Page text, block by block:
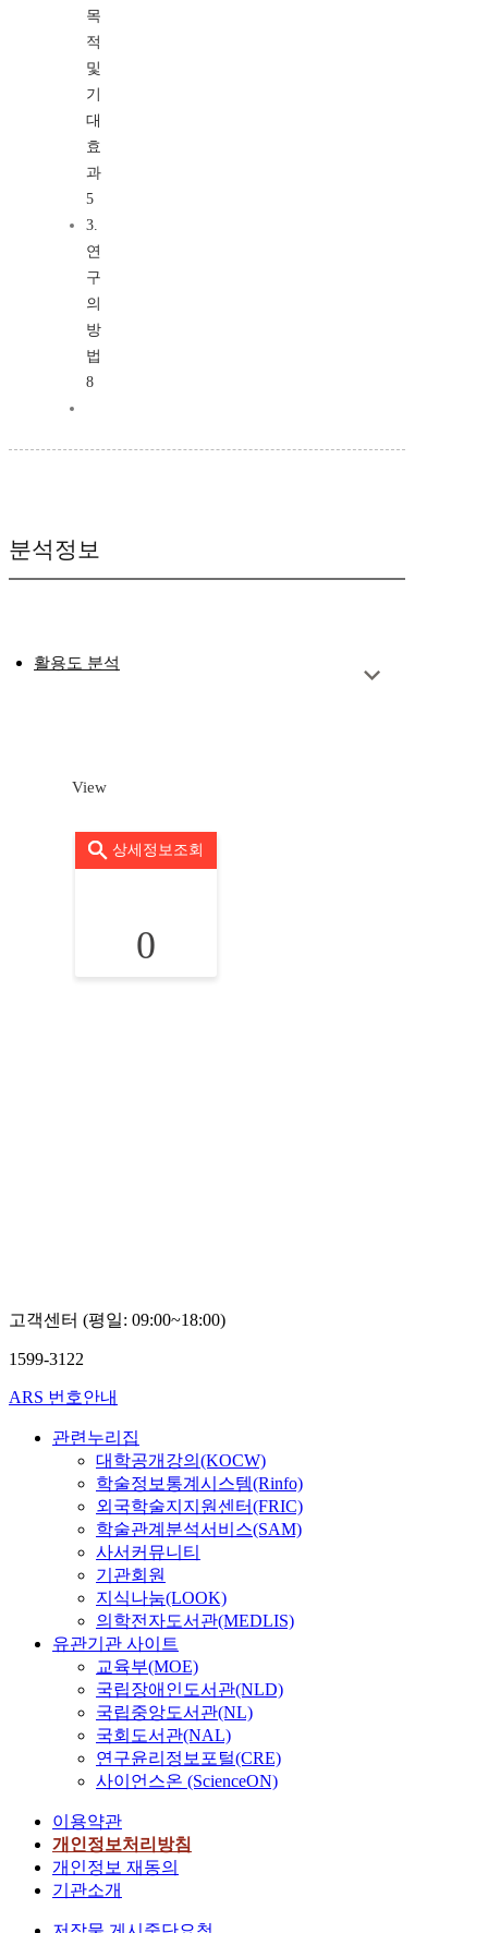
목
적
및
기
대
효
과
5
3.
연
구
의
방
법
8
분석정보
활용도 분석
View
상세정보조회
0
고객센터 (평일: 09:00~18:00)
1599-3122
ARS 번호안내
관련누리집
대학공개강의(KOCW)
학술정보통계시스템(Rinfo)
외국학술지지원센터(FRIC)
학술관계분석서비스(SAM)
사서커뮤니티
기관회원
지식나눔(LOOK)
의학전자도서관(MEDLIS)
유관기관 사이트
교육부(MOE)
국립장애인도서관(NLD)
국립중앙도서관(NL)
국회도서관(NAL)
연구윤리정보포털(CRE)
사이언스온 (ScienceON)
이용약관
개인정보처리방침
개인정보 재동의
기관소개